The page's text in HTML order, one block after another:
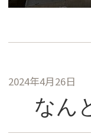
2024年4月26日
なん